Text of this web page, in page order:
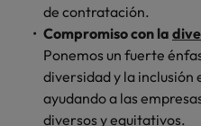
de contratación.
Compromiso con la
Ponemos un fuerte
diversidad y la inclusión
ayudando a las
diversos y equitativos.